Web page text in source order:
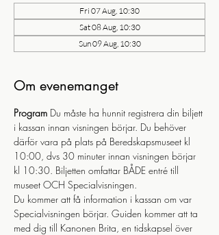
Fri 07 Aug, 10:30
Sat 08 Aug, 10:30
Sun 09 Aug, 10:30
Om evenemanget
Program Du måste ha hunnit registrera din biljett
i kassan innan visningen börjar. Du behöver
därför vara på plats på Beredskapsmuseet kl
10:00, dvs 30 minuter innan visningen börjar
kl 10:30. Biljetten omfattar BÅDE entré till
museet OCH Specialvisningen.
Du kommer att få information i kassan om var
Specialvisningen börjar. Guiden kommer att ta
med dig till Kanonen Brita, en tidskapsel över